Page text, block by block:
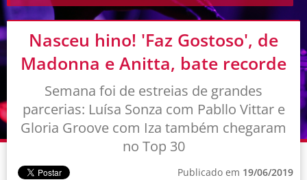
Nasceu hino! 'Faz Gostoso', de
Madonna e Anitta, bate recorde
Semana foi de estreias de grandes
parcerias: Luísa Sonza com Pabllo Vittar e
Gloria Groove com Iza também chegaram
no Top 30
Publicado em 19/06/2019